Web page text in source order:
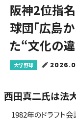
阪神2位指
球団「広島
た“文化の
大学野球
西田真二氏は法
1982年のドラフト会